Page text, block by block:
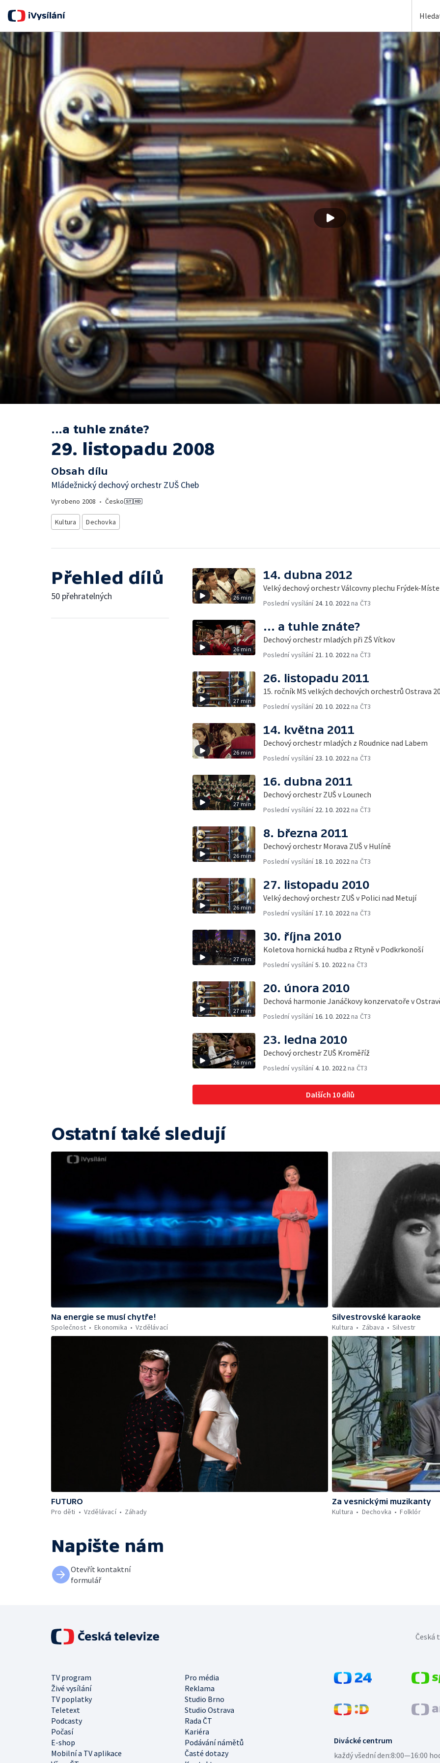
...a tuhle znáte?
29. listopadu 2008
Obsah dílu
Mládežnický dechový orchestr ZUŠ Cheb
Vyrobeno 2008 • Česko
Kultura Dechovka
Přehled dílů
50 přehratelných 26 min
14. dubna 2012
Velký dechový orchestr Válcovny plechu Frýdek-
Poslední vysílání 24. 10. 2022 na ČT3
26 min
... a tuhle znáte?
Dechový orchestr mladých při ZŠ Vítkov
Poslední vysílání 21. 10. 2022 na ČT3
27 min
26. listopadu 2011
15. ročník MS velkých dechových orchestrů Ostrava
Poslední vysílání 20. 10. 2022 na ČT3
26 min
14. května 2011
Dechový orchestr mladých z Roudnice nad Labem
Poslední vysílání 23. 10. 2022 na ČT3
27 min
16. dubna 2011
Dechový orchestr ZUŠ v Lounech
Poslední vysílání 22. 10. 2022 na ČT3
26 min
8. března 2011
Dechový orchestr Morava ZUŠ v Hulíně
Poslední vysílání 18. 10. 2022 na ČT3
26 min
27. listopadu 2010
Velký dechový orchestr ZUŠ v Polici nad Metují
Poslední vysílání 17. 10. 2022 na ČT3
27 min
30. října 2010
Koletova hornická hudba z Rtyně v Podkrkonoší
Poslední vysílání5. 10. 2022 na ČT3
27 min
20. února 2010
Dechová harmonie Janáčkovy konzervatoře v
Poslední vysílání 16. 10. 2022 na ČT3
26 min
23. ledna 2010
Dechový orchestr ZUŠ Kroměříž
Poslední vysílání4. 10. 2022 na ČT3
Dalších 10 dílů
Ostatní také sledují
Na energie se musí chytře!
Společnost
Ekonomika Vzdělávací
Silvestrovské karaoke
Kultura
Zábava Silvestr
FUTURO
Pro děti
Vzdělávací Záhady
Za vesnickými muzikanty
Kultura
Dechovka Folklór
Napište nám
Otevřít kontaktní
formulář
Divácké centrum
každý všední den:8:00—16:00
TV program
Pro média
Živé vysílání
Reklama
TV poplatky
Studio Brno
Teletext
Studio Ostrava
Podcasty
Rada ČT
Počasí
Kariéra
E-shop
Podávání námětů
Mobilní a TV aplikace
Časté dotazy
Česká